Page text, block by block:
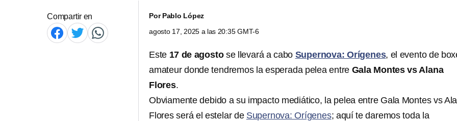
Compartir en PorPablo López
agosto 17, 2025 a las 20:35 GMT-6
Este 17 de agostose llevará a cabo Supernova: Orígenes, el evento de
amateur donde tendremos la esperada pelea entre Gala Montes vs Alana
Flores.
Obviamente debido a su impacto mediático, la pelea entre Gala Montes vs
Flores será el estelar de Supernova: Orígenes; aquí te daremos toda la